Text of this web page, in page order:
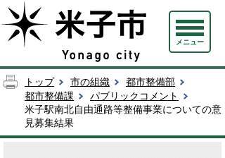
メニュー
トップ 市の組織
都市整備部
都市整備課
パブリックコメント
米子駅南北自由通路等整備事業についての意
見募集結果